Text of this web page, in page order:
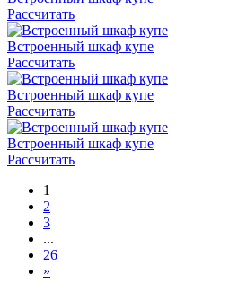
Рассчитать
Встроенный шкаф купе
Рассчитать
Встроенный шкаф купе
Рассчитать
Встроенный шкаф купе
Рассчитать
1
2
3
...
26
»